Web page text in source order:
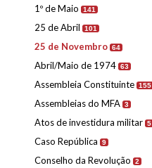
1º de Maio 141
25 de Abril 101
25 de Novembro 64
Abril/Maio de 1974 63
Assembleia Constituinte 155
Assembleias do MFA 3
Atos de investidura militar 5
Caso República 9
Conselho da Revolução 2